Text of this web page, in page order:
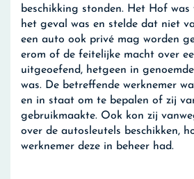
beschikking stonden. Het Hof
het geval was en stelde dat niet
een auto ook privé mag worden
erom of de feitelijke macht over
uitgeoefend, hetgeen in
was. De betreffende werknemer
en in staat om te bepalen of zij
gebruikmaakte. Ook kon zij
over de autosleutels beschikken,
werknemer deze in beheer had.